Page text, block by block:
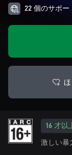
22 個のサポー
16 才以
激しい暴